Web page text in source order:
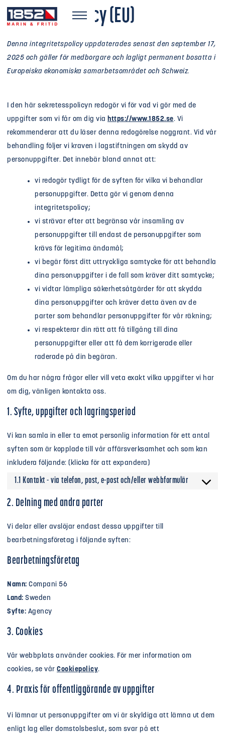
Sekretesspolicy (EU)
Denna integritetspolicy uppdaterades senast den september 17,
2025 och gäller för medborgare och lagligt permanent bosatta i
Europeiska ekonomiska samarbetsområdet och Schweiz.
I den här sekretesspolicyn redogör vi för vad vi gör med de
uppgifter som vi får om dig via https://www.1852.se. Vi
rekommenderar att du läser denna redogörelse noggrant. Vid vår
behandling följer vi kraven i lagstiftningen om skydd av
personuppgifter. Det innebär bland annat att:
vi redogör tydligt för de syften för vilka vi behandlar
personuppgifter. Detta gör vi genom denna
integritetspolicy;
vi strävar efter att begränsa vår insamling av
personuppgifter till endast de personuppgifter som
krävs för legitima ändamål;
vi begär först ditt uttryckliga samtycke för att behandla
dina personuppgifter i de fall som kräver ditt samtycke;
vi vidtar lämpliga säkerhetsåtgärder för att skydda
dina personuppgifter och kräver detta även av de
parter som behandlar personuppgifter för vår räkning;
vi respekterar din rätt att få tillgång till dina
personuppgifter eller att få dem korrigerade eller
raderade på din begäran.
Om du har några frågor eller vill veta exakt vilka uppgifter vi har
om dig, vänligen kontakta oss.
1. Syfte, uppgifter och lagringsperiod
Vi kan samla in eller ta emot personlig information för ett antal
syften som är kopplade till vår affärsverksamhet och som kan
inkludera följande: (klicka för att expandera)
1.1 Kontakt - via telefon, post, e-post och/eller webbformulär
2. Delning med andra parter
Vi delar eller avslöjar endast dessa uppgifter till
bearbetningsföretag i följande syften:
Bearbetningsföretag
Namn: Compani 56
Land: Sweden
Syfte: Agency
3. Cookies
Vår webbplats använder cookies. För mer information om
cookies, se vår Cookiepolicy.
4. Praxis för offentliggörande av uppgifter
Vi lämnar ut personuppgifter om vi är skyldiga att lämna ut dem
enligt lag eller domstolsbeslut, som svar på ett